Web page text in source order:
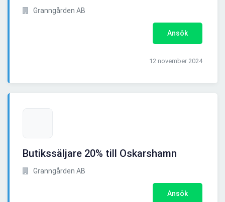
Granngården AB
Ansök
12 november 2024
Butikssäljare 20% till Oskarshamn
Granngården AB
Ansök